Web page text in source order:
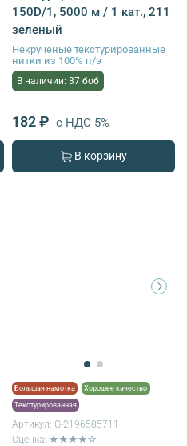
150D/1, 5000 м / 1 кат., 211
зеленый
Некрученые текстурированные
нитки из 100% п/э
В наличии: 37 боб
182 ₽ с НДС 5%
В корзину
Большая намотка Хорошее качество
Текстурированная
Артикул: G-2196585711
Оценка: ★★★★☆